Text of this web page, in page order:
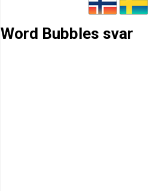
Word Bubbles svar